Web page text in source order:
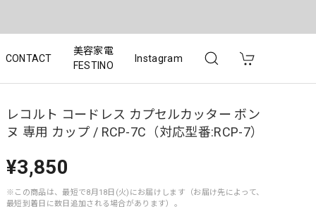
CONTACT
美容家電
FESTINO
Instagram
レコルト コードレス カプセルカッター ボン
ヌ 専用 カップ / RCP-7C（対応型番:RCP-7）
¥3,850
※この商品は、最短で8月18日(火)にお届けします（お届け先によって、
最短到着日に数日追加される場合があります）。